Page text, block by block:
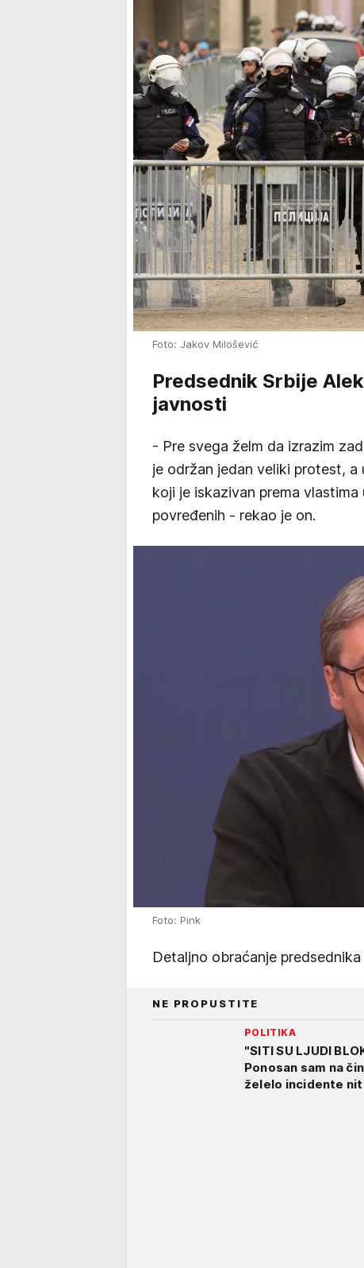
Foto: Jakov Milošević
Predsednik Srbije
javnosti
- Pre svega želm da izrazim
je održan jedan veliki protest,
koji je iskazivan prema
povređenih - rekao je on.
Foto: Pink
Detaljno obraćanje
NE PROPUSTITE
POLITIKA
"SITI SU LJUDI
Ponosan sam na
želelo incidente